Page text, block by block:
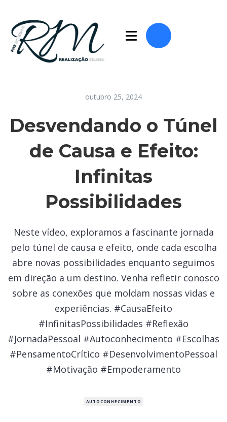
outubro 25, 2024
Desvendando o Túnel
de Causa e Efeito:
Infinitas
Possibilidades
Neste vídeo, exploramos a fascinante jornada
pelo túnel de causa e efeito, onde cada escolha
abre novas possibilidades enquanto seguimos
em direção a um destino. Venha refletir conosco
sobre as conexões que moldam nossas vidas e
experiências. #CausaEfeito
#InfinitasPossibilidades #Reflexão
#JornadaPessoal #Autoconhecimento #Escolhas
#PensamentoCrítico #DesenvolvimentoPessoal
#Motivação #Empoderamento
AUTOCONHECIMENTO